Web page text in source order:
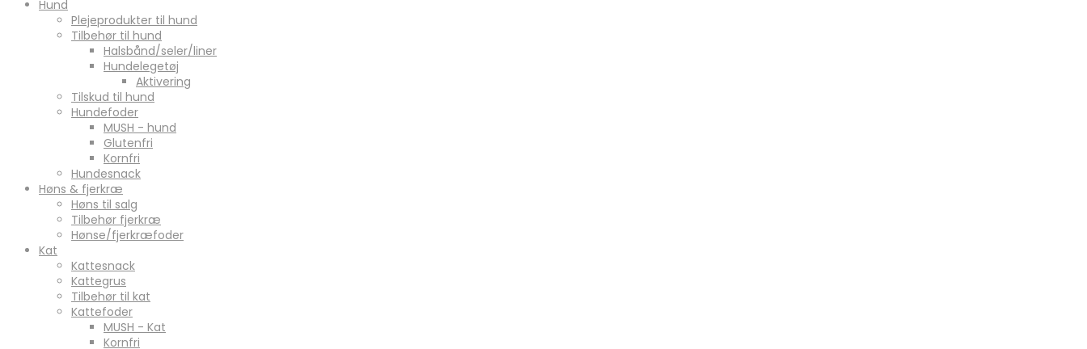
Hund
Plejeprodukter til hund
Tilbehør til hund
Halsbånd/seler/liner
Hundelegetøj
Aktivering
Tilskud til hund
Hundefoder
MUSH - hund
Glutenfri
Kornfri
Hundesnack
Høns & fjerkræ
Høns til salg
Tilbehør fjerkræ
Hønse/fjerkræfoder
Kat
Kattesnack
Kattegrus
Tilbehør til kat
Kattefoder
MUSH - Kat
Kornfri